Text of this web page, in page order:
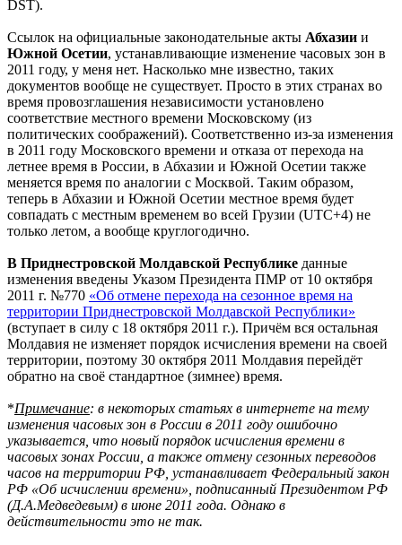
DST).
Ссылок на официальные законодательные акты Абхазии и
Южной Осетии, устанавливающие изменение часовых зон в
2011 году, у меня нет. Насколько мне известно, таких
документов вообще не существует. Просто в этих странах во
время провозглашения независимости установлено
соответствие местного времени Московскому (из
политических соображений). Соответственно из-за изменения
в 2011 году Московского времени и отказа от перехода на
летнее время в России, в Абхазии и Южной Осетии также
меняется время по аналогии с Москвой. Таким образом,
теперь в Абхазии и Южной Осетии местное время будет
совпадать с местным временем во всей Грузии (UTC+4) не
только летом, а вообще круглогодично.
В Приднестровской Молдавской Республике данные
изменения введены Указом Президента ПМР от 10 октября
2011 г. №770 «Об отмене перехода на сезонное время на
территории Приднестровской Молдавской Республики»
(вступает в силу с 18 октября 2011 г.). Причём вся остальная
Молдавия не изменяет порядок исчисления времени на своей
территории, поэтому 30 октября 2011 Молдавия перейдёт
обратно на своё стандартное (зимнее) время.
*Примечание: в некоторых статьях в интернете на тему
изменения часовых зон в России в 2011 году ошибочно
указывается, что новый порядок исчисления времени в
часовых зонах России, а также отмену сезонных переводов
часов на территории РФ, устанавливает Федеральный закон
РФ «Об исчислении времени», подписанный Президентом РФ
(Д.А.Медведевым) в июне 2011 года. Однако в
действительности это не так.